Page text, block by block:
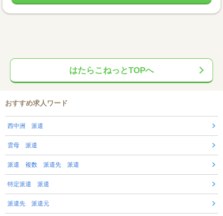
はたらこねっとTOPへ
おすすめ求人ワード
西中洲 派遣
雲母 派遣
派遣 複数 派遣先 派遣
特定派遣 派遣
派遣先 派遣元